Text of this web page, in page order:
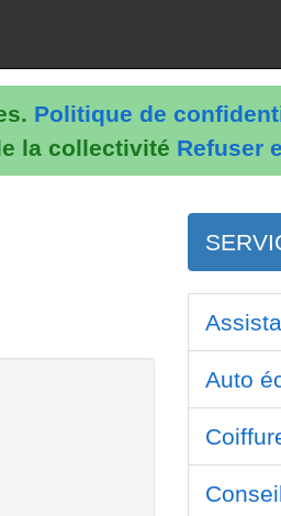
Politique de
la collectivité Refuser
Auto